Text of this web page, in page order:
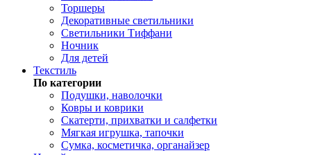
Торшеры
Декоративные светильники
Светильники Тиффани
Ночник
Для детей
Текстиль
По категории
Подушки, наволочки
Ковры и коврики
Скатерти, прихватки и салфетки
Мягкая игрушка, тапочки
Сумка, косметичка, органайзер